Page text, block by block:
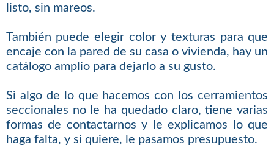
listo, sin mareos.
También puede elegir color y texturas para que
encaje con la pared de su casa o vivienda, hay un
catálogo amplio para dejarlo a su gusto.
Si algo de lo que hacemos con los cerramientos
seccionales no le ha quedado claro, tiene varias
formas de contactarnos y le explicamos lo que
haga falta, y si quiere, le pasamos presupuesto.